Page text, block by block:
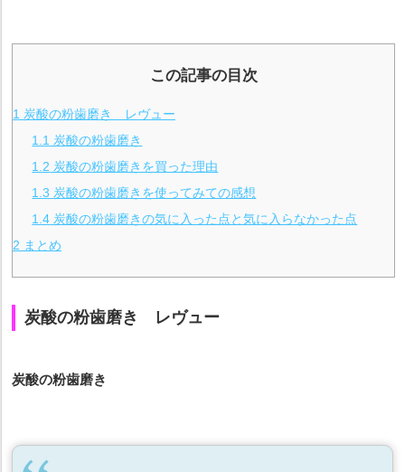
この記事の目次
1 炭酸の粉歯磨き レヴュー
1.1 炭酸の粉歯磨き
1.2 炭酸の粉歯磨きを買った理由
1.3 炭酸の粉歯磨きを使ってみての感想
1.4 炭酸の粉歯磨きの気に入った点と気に入らなかった点
2 まとめ
炭酸の粉歯磨き レヴュー
炭酸の粉歯磨き